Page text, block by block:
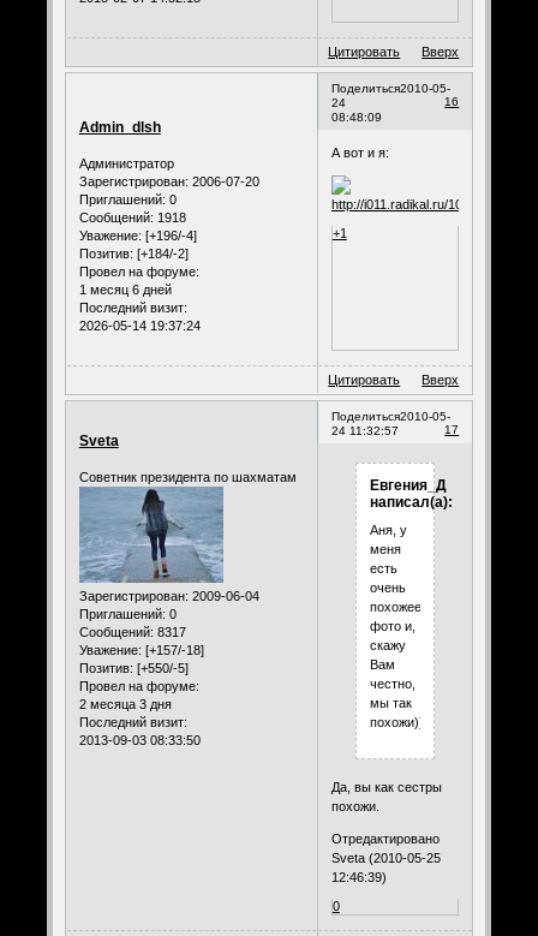
Цитировать Вверх
Поделиться
16
2010-05-
24
08:48:09
Admin_dlsh
Администратор
Зарегистрирован: 2006-07-20
Приглашений: 0
Сообщений: 1918
Уважение: [+196/-4]
Позитив: [+184/-2]
Провел на форуме:
1 месяц 6 дней
Последний визит:
2026-05-14 19:37:24
А вот и я:
+1
Цитировать Вверх
Поделиться
17
2010-05-
24 11:32:57
Sveta
Советник президента по шахматам
Зарегистрирован: 2009-06-04
Приглашений: 0
Сообщений: 8317
Уважение: [+157/-18]
Позитив: [+550/-5]
Провел на форуме:
2 месяца 3 дня
Последний визит:
2013-09-03 08:33:50
Евгения_Д
написал(а):
Аня, у
меня
есть
очень
похожее
фото и,
скажу
Вам
честно,
мы так
похожи)))
Да, вы как сестры
похожи.
Отредактировано
Sveta (2010-05-25
12:46:39)
0